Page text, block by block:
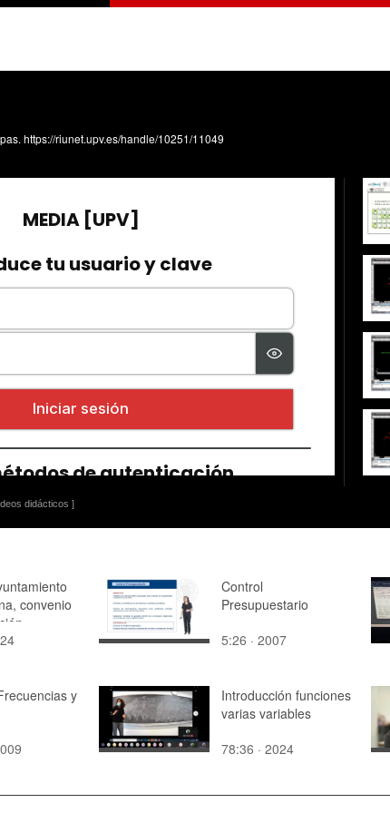
https://riunet.upv.es/handle/10251/11049
didácticos ]
convenio
Control
Presupuestario
5:26 · 2007
y
Introducción funciones
varias variables
78:36 · 2024